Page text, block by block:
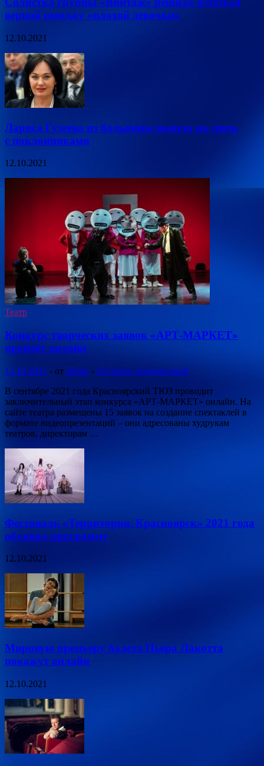
верной имиджу «плохой девочки»
12.10.2021
Лариса Гузеева из больницы вышла на связь
с поклонниками
12.10.2021
Театр
Конкурс творческих заявок «АРТ-МАРКЕТ»
пройдёт онлайн
12.10.2021 - от admin - Оставьте комментарий
В сентябре 2021 года Красноярский ТЮЗ проводит
заключительный этап конкурса «АРТ-МАРКЕТ» онлайн. На
сайте театра размещены 15 заявок на создание спектаклей в
формате видеопрезентаций – они адресованы худрукам
театров, директорам …
Фестиваль «Территория. Красноярск» 2021 года
объявил программу
12.10.2021
Мировую премьеру балета Пьера Лакотта
покажут онлайн
12.10.2021